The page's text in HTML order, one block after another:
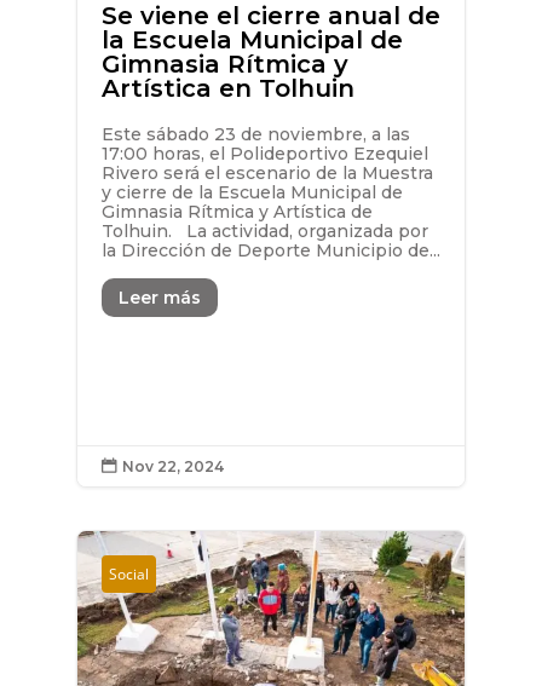
Se viene el cierre anual de
la Escuela Municipal de
Gimnasia Rítmica y
Artística en Tolhuin
Este sábado 23 de noviembre, a las
17:00 horas, el Polideportivo Ezequiel
Rivero será el escenario de la Muestra
y cierre de la Escuela Municipal de
Gimnasia Rítmica y Artística de
Tolhuin. La actividad, organizada por
la Dirección de Deporte Municipio de...
Leer más
 Nov 22, 2024
Social